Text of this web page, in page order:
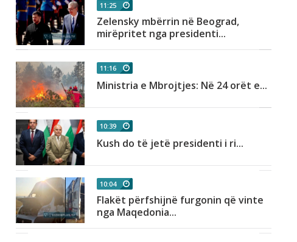
11:25
Zelensky mbërrin në Beograd,
mirëpritet nga presidenti...
11:16
Ministria e Mbrojtjes: Në 24 orët e...
10:39
Kush do të jetë presidenti i ri...
10:04
Flakët përfshijnë furgonin që vinte
nga Maqedonia...